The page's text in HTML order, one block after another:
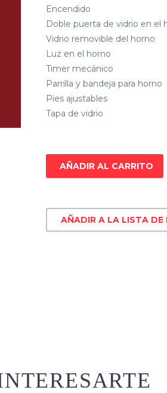
Encendido
Doble puerta de vidrio en el
Vidrio removible del horno
Luz en el horno
Timer mecánico
Parrilla y bandeja para horno
Pies ajustables
Tapa de vidrio
AÑADIR AL CARRITO
AÑADIR A LA LISTA DE